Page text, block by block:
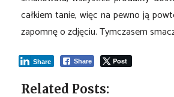
całkiem tanie, więc na pewno ją
zapomnę o zdjęciu. Tymczasem
Share Post
Share
Related Posts: